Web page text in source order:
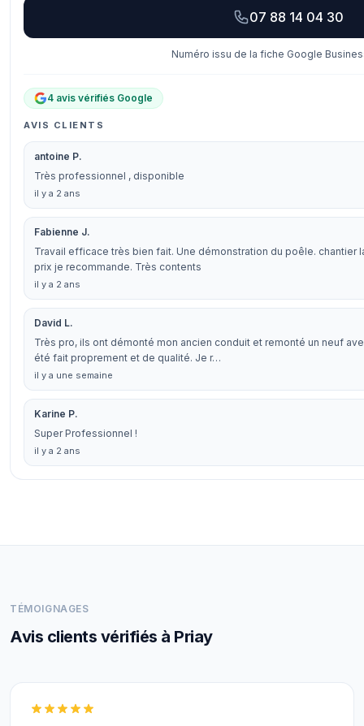
07 88 14 04 30
Numéro issu de la fiche Google
4 avis vérifiés Google
AVIS CLIENTS
antoine P.
Très professionnel , disponible
il y a 2 ans
Fabienne J.
Travail efficace très bien fait. Une démonstration du poêle. chantier
prix je recommande. Très contents
il y a 2 ans
David L.
Très pro, ils ont démonté mon ancien conduit et remonté un neuf
été fait proprement et de qualité. Je r…
il y a une semaine
Karine P.
Super Professionnel !
il y a 2 ans
TÉMOIGNAGES
Avis clients vérifiés à Priay